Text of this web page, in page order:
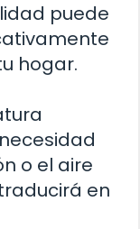
puede
hogar.
o el aire
en